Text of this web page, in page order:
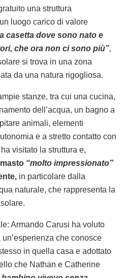
una struttura
luogo carico di valore
casetta dove sono nato e
che ora non ci sono più”,
si trova in una zona
da una natura rigogliosa.
stanze, tra cui una cucina,
dell’acqua, un bagno a
animali, elementi
e a stretto contatto con
visitato la struttura e,
“molto impressionato”
in particolare dalla
naturale, che rappresenta la
Armando Carusi ha voluto
che conosce
in quella casa e adottato
che Nathan e Catherine